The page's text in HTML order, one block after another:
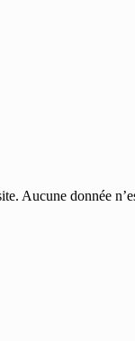
Aucune donnée